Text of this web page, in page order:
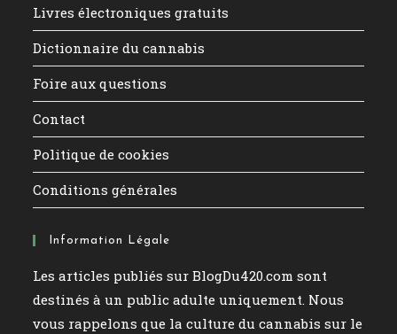
Livres électroniques gratuits
Dictionnaire du cannabis
Foire aux questions
Contact
Politique de cookies
Conditions générales
Information Légale
Les articles publiés sur BlogDu420.com sont
destinés à un public adulte uniquement. Nous
vous rappelons que la culture du cannabis sur le